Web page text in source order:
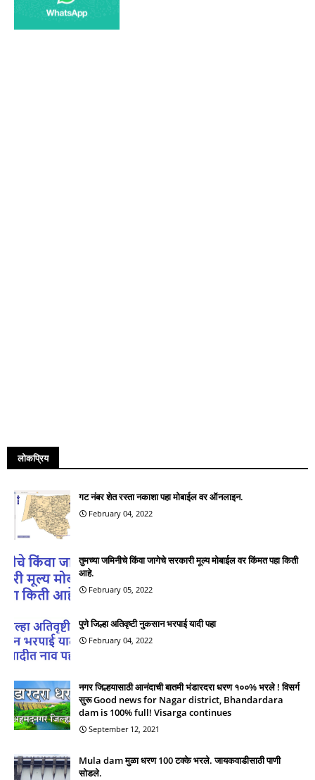
लोकप्रिय
गट नंबर शेत रस्ता नकाशा पहा मोबाईल वर ऑनलाइन.
February 04, 2022
तुमच्या जमिनीचे किंवा जागेचे सरकारी मूल्य मोबाईल वर किंमत पहा किती
आहे.
February 05, 2022
पुणे जिल्हा अतिवृष्टी नुकसान भरपाई यादी पहा
February 04, 2022
नगर जिल्हयासाठी आनंदाची बातमी भंडारदरा धरण १००% भरले ! विसर्ग
सुरू Good news for Nagar district, Bhandardara
dam is 100% full! Visarga continues
September 12, 2021
Mula dam मुळा धरण 100 टक्के भरले. जायकवाडीसाठी पाणी
सोडले.